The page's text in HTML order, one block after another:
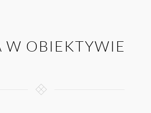
W OBIEKTYWIE